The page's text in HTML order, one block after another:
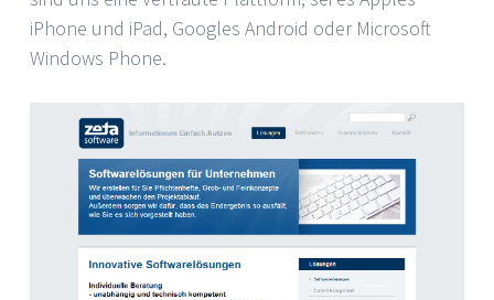
iPhone und iPad, Googles Android oder Microsoft
Windows Phone.